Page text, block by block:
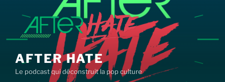
contenu
principal
AFTER HATE
Le podcast qui déconstruit la pop culture